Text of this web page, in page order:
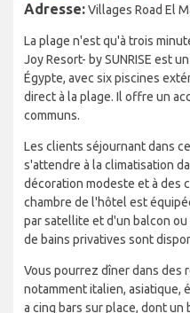
Adresse:Villages Road El
La plage n'est qu'à trois
Joy Resort- by SUNRISE est
Égypte, avec six piscines
direct à la plage. Il offre un
communs.
Les clients séjournant dans
s'attendre à la climatisation
décoration modeste et à des
chambre de l'hôtel est
par satellite et d'un balcon
de bains privatives sont
Vous pourrez dîner dans des
notamment italien, asiatique,
a cinq bars sur place, dont un